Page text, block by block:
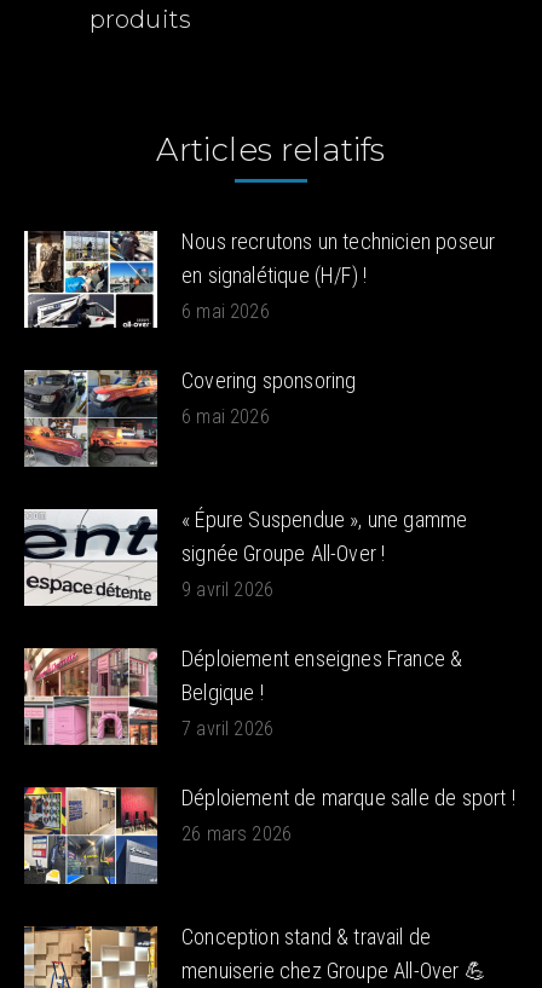
précédent
produits
Articles relatifs
Nous recrutons un technicien poseur
en signalétique (H/F) !
6 mai 2026
Covering sponsoring
6 mai 2026
« Épure Suspendue », une gamme
signée Groupe All-Over !
9 avril 2026
Déploiement enseignes France &
Belgique !
7 avril 2026
Déploiement de marque salle de sport !
26 mars 2026
Conception stand & travail de
menuiserie chez Groupe All-Over 💪